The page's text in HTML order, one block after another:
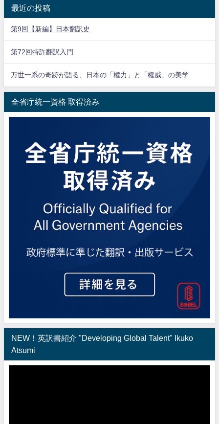
最近の投稿
第9回【新編】日本翻訳史
第72回特許翻訳入門
万世一系の奇跡が語る、日本の「權力」と「權威」の美学
全省庁統一資格 取得済み
NEW！英訳書紹介 "Developing Global Talent" Ikuko
Atsumi